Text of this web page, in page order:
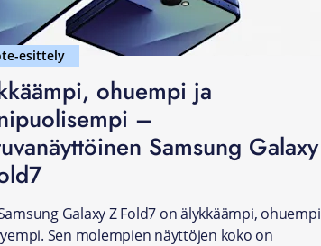
esittely
ohuempi ja
–
Samsung Galaxy
Galaxy Z Fold7 on älykkäämpi, ohuempi
Sen molempien näyttöjen koko on